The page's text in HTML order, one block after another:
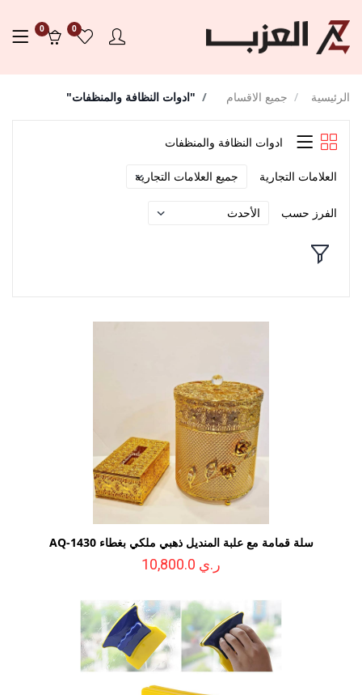
0
جميع الاقسام "ادوات النظافة والمنظفات"
ادوات النظافة والمنظفات
العلامات التجارية
الفرز حسب
سلة قمامة مع علبة المنديل ذهبي ملكي بغطاء AQ-1430
ر.ي 10,800.0